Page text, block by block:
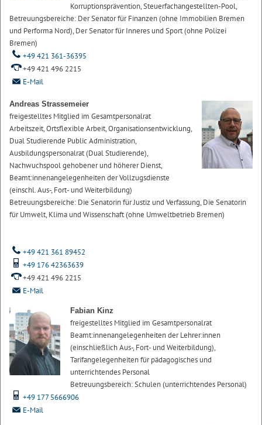
Korruptionsprävention, Steuerfachangestellten-Pool,
Betreuungsbereiche: Der Senator für Finanzen (ohne Immobilien Bremen
und Performa Nord), Der Senator für Inneres und Sport (ohne Polizei
Bremen)
+49 421 361-36395
+49 421 496 2215
E-Mail
Andreas Strassemeier
freigestelltes Mitglied im Gesamtpersonalrat
Arbeitszeit, Ortsflexible Arbeit, Organisationsentwicklung,
Dual Studierende Public Administration,
Ausbildungspersonalrat (Dual Studierende),
Nachwuchspool gehobener und höherer Dienst,
Beamt:innenangelegenheiten der Vollzugsdienste
(einschl. Aus-, Fort- und Weiterbildung)
Betreuungsbereiche: Die Senatorin für Justiz und Verfassung, Die Senatorin
für Umwelt, Klima und Wissenschaft (ohne Umweltbetrieb Bremen)
+49 421 361 89452
+49 176 42363639
+49 421 496 2215
E-Mail
Fabian Kinz
freigestelltes Mitglied im Gesamtpersonalrat
Beamt:innenangelegenheiten der Lehrer:innen
(einschließlich Aus-, Fort- und Weiterbildung),
Tarifangelegenheiten für pädagogisches und
unterrichtendes Personal
Betreuungsbereich: Schulen (unterrichtendes Personal)
+49 177 5666906
E-Mail